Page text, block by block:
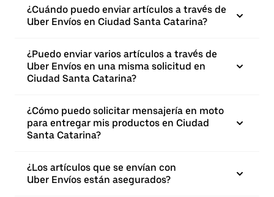
¿Cuándo puedo enviar artículos a través de
Uber Envíos en Ciudad Santa Catarina?
¿Puedo enviar varios artículos a través de
Uber Envíos en una misma solicitud en
Ciudad Santa Catarina?
¿Cómo puedo solicitar mensajería en moto
para entregar mis productos en Ciudad
Santa Catarina?
¿Los artículos que se envían con
Uber Envíos están asegurados?